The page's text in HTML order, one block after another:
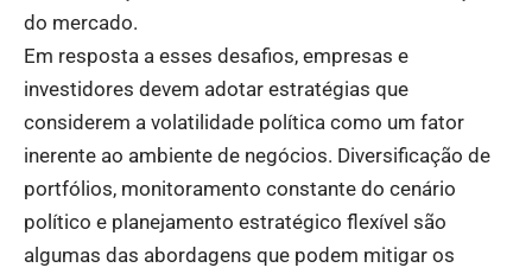
do mercado.
Em resposta a esses desafios, empresas e
investidores devem adotar estratégias que
considerem a volatilidade política como um fator
inerente ao ambiente de negócios. Diversificação de
portfólios, monitoramento constante do cenário
político e planejamento estratégico flexível são
algumas das abordagens que podem mitigar os